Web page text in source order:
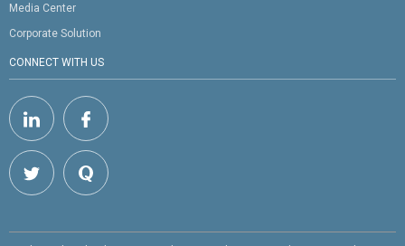
Media Center
Corporate Solution
CONNECT WITH US